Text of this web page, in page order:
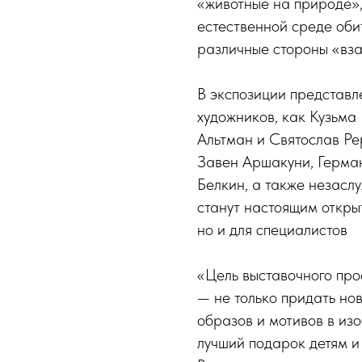
естественной среде
различные стороны
В экспозиции
художников, как
Альтман и Святослав
Завен Аршакуни,
Белкин, а также
станут настоящим
но и для специалистов
«Цель выставочного
— не только придать
образов и мотивов в
лучший подарок детям